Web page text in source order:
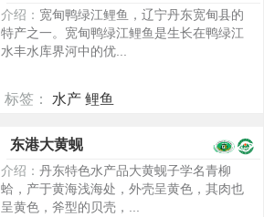
介绍： 宽甸鸭绿江鲤鱼，辽宁丹东宽甸县的
特产之一。宽甸鸭绿江鲤鱼是生长在鸭绿江
水丰水库界河中的优...
标签： 水产 鲤鱼
东港大黄蚬
介绍： 丹东特色水产品大黄蚬子学名青柳
蛤，产于黄海浅海处，外壳呈黄色，其肉也
呈黄色，斧型的贝壳，...